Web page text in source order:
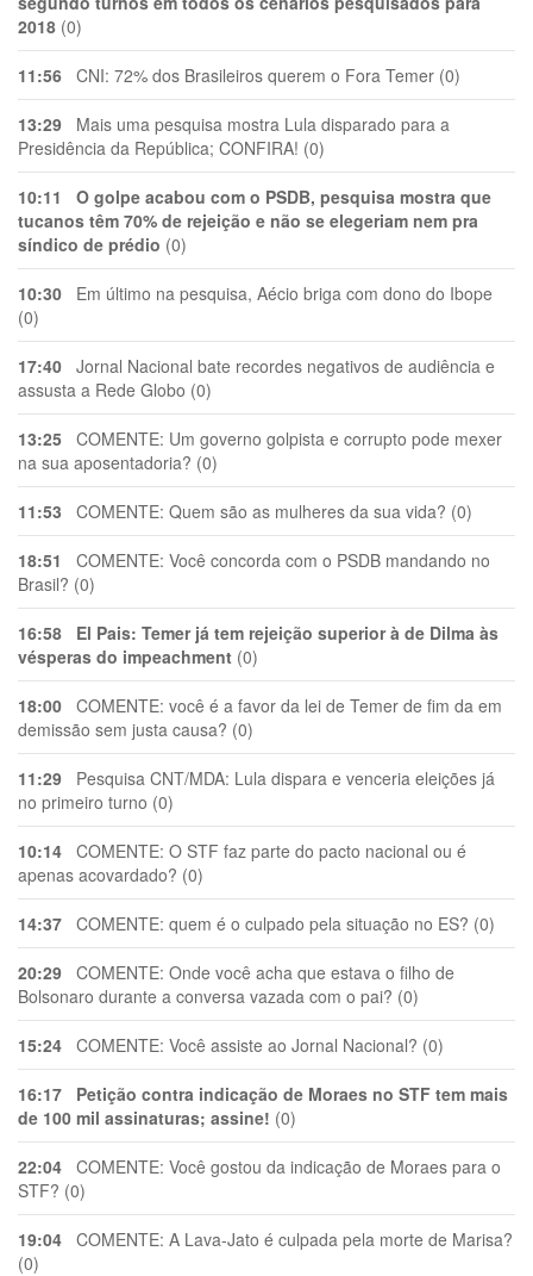
2018 (0)
11:56 CNI: 72% dos Brasileiros querem o Fora Temer (0)
13:29 Mais uma pesquisa mostra Lula disparado para a
Presidência da República; CONFIRA! (0)
10:11
O golpe acabou com o PSDB, pesquisa mostra que
tucanos têm 70% de rejeição e não se elegeriam nem pra
síndico de prédio (0)
10:30 Em último na pesquisa, Aécio briga com dono do Ibope
(0)
17:40 Jornal Nacional bate recordes negativos de audiência e
assusta a Rede Globo (0)
13:25 COMENTE: Um governo golpista e corrupto pode mexer
na sua aposentadoria? (0)
11:53 COMENTE: Quem são as mulheres da sua vida? (0)
18:51 COMENTE: Você concorda com o PSDB mandando no
Brasil? (0)
16:58
El Pais: Temer já tem rejeição superior à de Dilma às
vésperas do impeachment (0)
18:00 COMENTE: você é a favor da lei de Temer de fim da em
demissão sem justa causa? (0)
11:29 Pesquisa CNT/MDA: Lula dispara e venceria eleições já
no primeiro turno (0)
10:14 COMENTE: O STF faz parte do pacto nacional ou é
apenas acovardado? (0)
14:37 COMENTE: quem é o culpado pela situação no ES? (0)
20:29 COMENTE: Onde você acha que estava o filho de
Bolsonaro durante a conversa vazada com o pai? (0)
15:24 COMENTE: Você assiste ao Jornal Nacional? (0)
16:17
Petição contra indicação de Moraes no STF tem mais
de 100 mil assinaturas; assine! (0)
22:04 COMENTE: Você gostou da indicação de Moraes para o
STF? (0)
19:04 COMENTE: A Lava-Jato é culpada pela morte de Marisa?
(0)